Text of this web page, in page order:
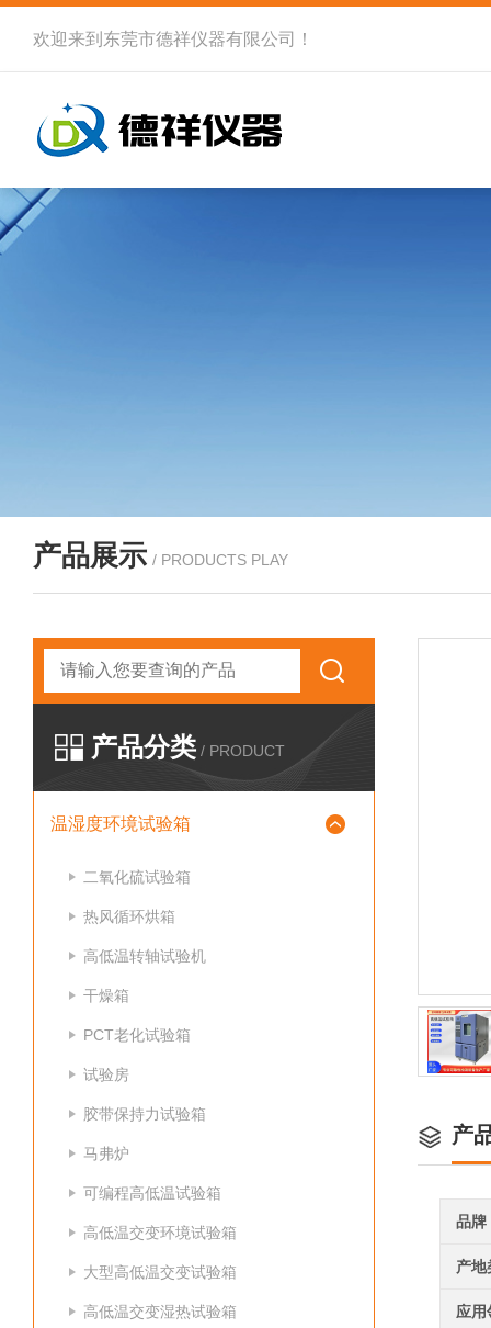
欢迎来到 东莞市德祥仪器有限公司 ！
产品展示 / PRODUCTS PLAY
产品分类 / PRODUCT
温湿度环境试验箱
二氧化硫试验箱
热风循环烘箱
高低温转轴试验机
干燥箱
PCT老化试验箱
试验房
胶带保持力试验箱
马弗炉
可编程高低温试验箱
高低温交变环境试验箱
大型高低温交变试验箱
高低温交变湿热试验箱
产
品牌
产地
应用